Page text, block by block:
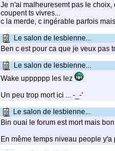
Je n'ai malheuresemt pas le
coupent ts vivres...
c la merde, c ingérable parfois
Le salon de lesbienne...
Ben c est pour ca que je veux pas
Le salon de lesbienne...
Wake upppppp les lez
Un peu trop mort ici ... -_-'
Le salon de lesbienne...
Bin ouai le forum est mort mais
En même temps niveau people